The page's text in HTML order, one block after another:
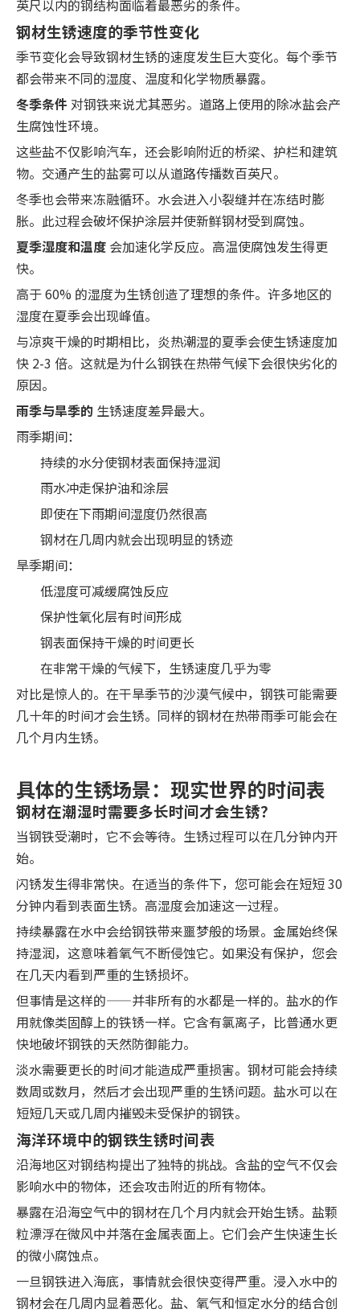
英尺以内的钢结构面临着最恶劣的条件。
钢材生锈速度的季节性变化
季节变化会导致钢材生锈的速度发生巨大变化。每个季节
都会带来不同的湿度、温度和化学物质暴露。
冬季条件 对钢铁来说尤其恶劣。道路上使用的除冰盐会产
生腐蚀性环境。
这些盐不仅影响汽车，还会影响附近的桥梁、护栏和建筑
物。交通产生的盐雾可以从道路传播数百英尺。
冬季也会带来冻融循环。水会进入小裂缝并在冻结时膨
胀。此过程会破坏保护涂层并使新鲜钢材受到腐蚀。
夏季湿度和温度 会加速化学反应。高温使腐蚀发生得更
快。
高于 60% 的湿度为生锈创造了理想的条件。许多地区的
湿度在夏季会出现峰值。
与凉爽干燥的时期相比，炎热潮湿的夏季会使生锈速度加
快 2-3 倍。这就是为什么钢铁在热带气候下会很快劣化的
原因。
雨季与旱季的 生锈速度差异最大。
雨季期间：
持续的水分使钢材表面保持湿润
雨水冲走保护油和涂层
即使在下雨期间湿度仍然很高
钢材在几周内就会出现明显的锈迹
旱季期间：
低湿度可减缓腐蚀反应
保护性氧化层有时间形成
钢表面保持干燥的时间更长
在非常干燥的气候下，生锈速度几乎为零
对比是惊人的。在干旱季节的沙漠气候中，钢铁可能需要
几十年的时间才会生锈。同样的钢材在热带雨季可能会在
几个月内生锈。
具体的生锈场景：现实世界的时间表
钢材在潮湿时需要多长时间才会生锈？
当钢铁受潮时，它不会等待。生锈过程可以在几分钟内开
始。
闪锈发生得非常快。在适当的条件下，您可能会在短短 30
分钟内看到表面生锈。高湿度会加速这一过程。
持续暴露在水中会给钢铁带来噩梦般的场景。金属始终保
持湿润，这意味着氧气不断侵蚀它。如果没有保护，您会
在几天内看到严重的生锈损坏。
但事情是这样的——并非所有的水都是一样的。盐水的作
用就像类固醇上的铁锈一样。它含有氯离子，比普通水更
快地破坏钢铁的天然防御能力。
淡水需要更长的时间才能造成严重损害。钢材可能会持续
数周或数月，然后才会出现严重的生锈问题。盐水可以在
短短几天或几周内摧毁未受保护的钢铁。
海洋环境中的钢铁生锈时间表
沿海地区对钢结构提出了独特的挑战。含盐的空气不仅会
影响水中的物体，还会攻击附近的所有物体。
暴露在沿海空气中的钢材在几个月内就会开始生锈。盐颗
粒漂浮在微风中并落在金属表面上。它们会产生快速生长
的微小腐蚀点。
一旦钢铁进入海底，事情就会很快变得严重。浸入水中的
钢材会在几周内显着恶化。盐、氧气和恒定水分的结合创